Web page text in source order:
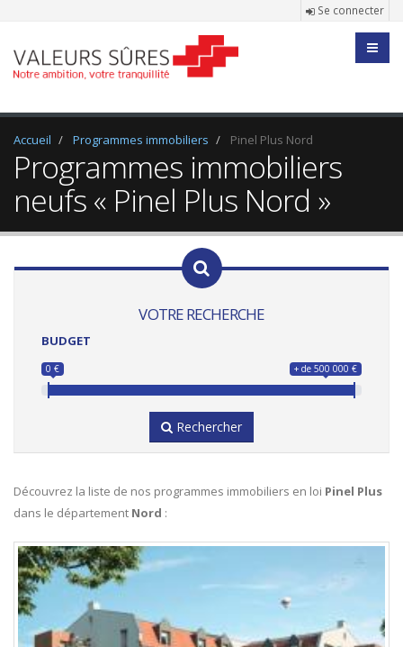
Se connecter
Accueil Programmes immobiliers Pinel Plus Nord
Programmes immobiliers
neufs « Pinel Plus Nord »
VOTRE RECHERCHE
BUDGET
0 € + de 500 000 €
Rechercher
Découvrez la liste de nos programmes immobiliers en loi Pinel Plus
dans le département Nord :